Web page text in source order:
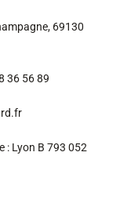
69130
36 56 89
: Lyon B 793 052